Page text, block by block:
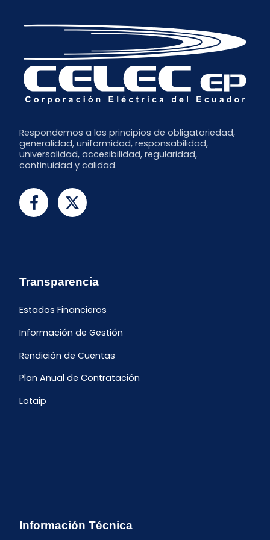
Respondemos a los principios de obligatoriedad,
generalidad, uniformidad, responsabilidad,
universalidad, accesibilidad, regularidad,
continuidad y calidad.
Transparencia
Estados Financieros
Información de Gestión
Rendición de Cuentas
Plan Anual de Contratación
Lotaip
Información Técnica